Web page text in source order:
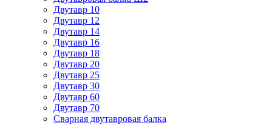
Двутавр 10
Двутавр 12
Двутавр 14
Двутавр 16
Двутавр 18
Двутавр 20
Двутавр 25
Двутавр 30
Двутавр 60
Двутавр 70
Сварная двутавровая балка